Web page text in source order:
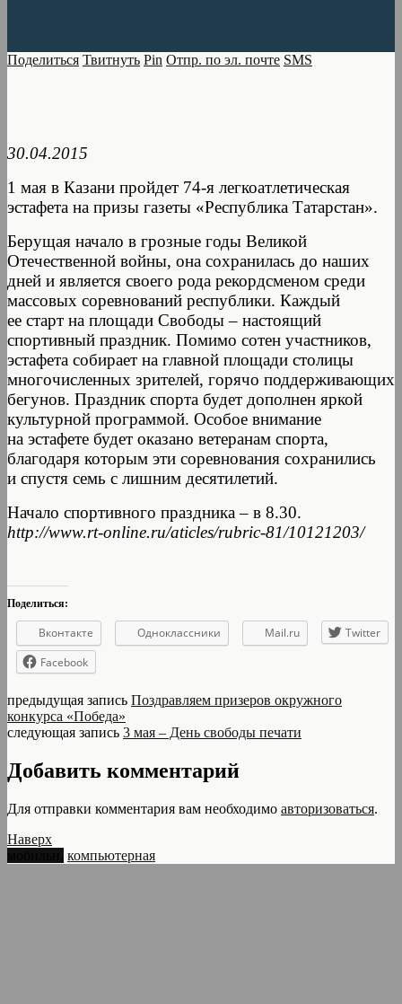
Поделиться Твитнуть Pin Отпр. по эл. почте SMS
30.04.2015
1 мая в Казани пройдет 74-я легкоатлетическая
эстафета на призы газеты «Республика Татарстан».
Берущая начало в грозные годы Великой
Отечественной войны, она сохранилась до наших
дней и является своего рода рекордсменом среди
массовых соревнований республики. Каждый
ее старт на площади Свободы – настоящий
спортивный праздник. Помимо сотен участников,
эстафета собирает на главной площади столицы
многочисленных зрителей, горячо поддерживающих
бегунов. Праздник спорта будет дополнен яркой
культурной программой. Особое внимание
на эстафете будет оказано ветеранам спорта,
благодаря которым эти соревнования сохранились
и спустя семь с лишним десятилетий.
Начало спортивного праздника – в 8.30.
http://www.rt-online.ru/aticles/rubric-81/10121203/
Поделиться:
Вконтакте Одноклассники Mail.ru
Twitter
Facebook
предыдущая запись Поздравляем призеров окружного
конкурса «Победа»
следующая запись 3 мая – День свободы печати
Добавить комментарий
Для отправки комментария вам необходимо авторизоваться.
Наверх
компьютерная